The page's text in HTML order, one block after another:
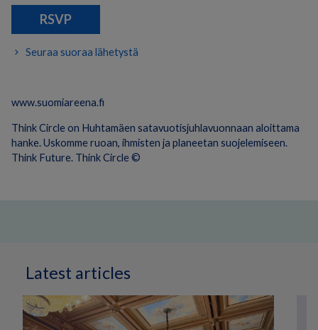
RSVP
Seuraa suoraa lähetystä
www.suomiareena.fi
Think Circle on Huhtamäen satavuotisjuhlavuonnaan aloittama
hanke. Uskomme ruoan, ihmisten ja planeetan suojelemiseen.
Think Future. Think Circle ©
Latest articles